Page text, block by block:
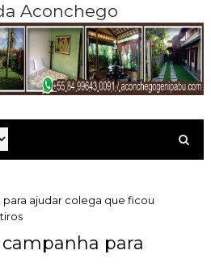
Aconchego
ajudar colega que ficou
para